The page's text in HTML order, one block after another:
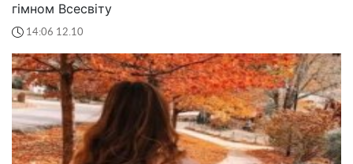
гімном Всесвіту
14:06 12.10